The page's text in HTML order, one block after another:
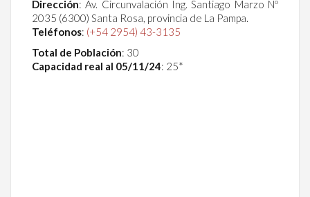
Dirección:Av. Circunvalación Ing. Santiago Marzo Nº
2035 (6300) Santa Rosa, provincia de La Pampa.
Teléfonos: (+54 2954) 43-3135
Total de Población: 30
Capacidad real al 05/11/24: 25*